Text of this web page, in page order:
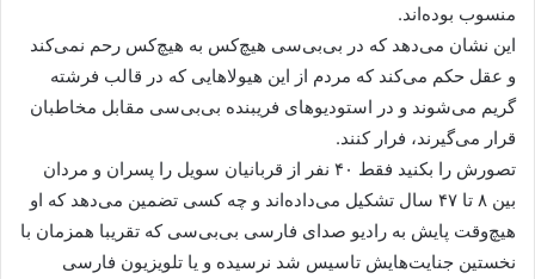
منسوب بوده‌اند.
این نشان می‌دهد که در بی‌بی‌سی هیچ‌کس به هیچ‌کس رحم نمی‌کند
و عقل حکم می‌کند که مردم از این هیولاهایی که در قالب فرشته
گریم می‌شوند و در استودیوهای فریبنده بی‌بی‌سی مقابل مخاطبان
قرار می‌گیرند، فرار کنند.
تصورش را بکنید فقط ۴۰ نفر از قربانیان سویل را پسران و مردان
بین ۸ تا ۴۷ سال تشکیل می‌داده‌اند و چه کسی تضمین می‌دهد که او
هیچ‌وقت پایش به رادیو صدای فارسی بی‌بی‌سی که تقریبا همزمان با
نخستین جنایت‌هایش تاسیس شد نرسیده‌ و یا تلویزیون فارسی